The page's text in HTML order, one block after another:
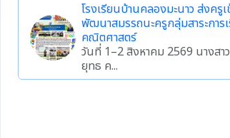
โรงเรียนบ้านคลองมะนาว ส่งครูเ
พัฒนาสมรรถนะครูกลุ่มสาระการ
คณิตศาสตร์
วันที่ 1–2 สิงหาคม 2569 นางสา
ยุทธ ค...